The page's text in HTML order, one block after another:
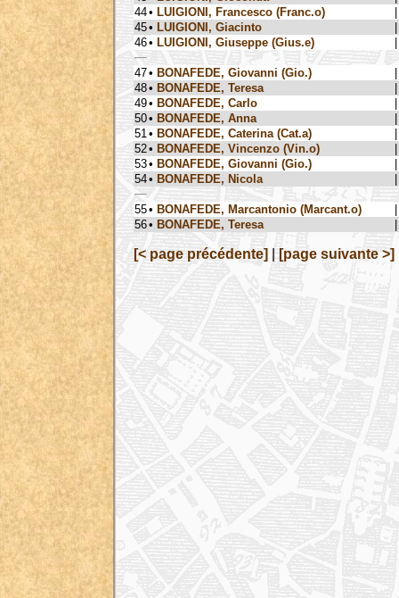
44• LUIGIONI, Francesco (Franc.o)
45• LUIGIONI, Giacinto
46• LUIGIONI, Giuseppe (Gius.e)
47• BONAFEDE, Giovanni (Gio.)
48• BONAFEDE, Teresa
49• BONAFEDE, Carlo
50• BONAFEDE, Anna
51 • BONAFEDE, Caterina (Cat.a)
52• BONAFEDE, Vincenzo (Vin.o)
53• BONAFEDE, Giovanni (Gio.)
54• BONAFEDE, Nicola
55• BONAFEDE, Marcantonio (Marcant.o)
56• BONAFEDE, Teresa
[< page précédente] [page suivante >]